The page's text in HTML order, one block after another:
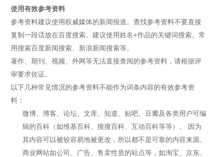
使用有效参考资料
参考资料建议使用权威媒体的新闻报道。查找参考资料不要直接
复制一段话放在百度搜索。建议使用姓名+作品的关键词搜索。常
用搜索百度新闻搜索、新浪新闻搜索等。
著作、期刊、视频、外网等无法直接查阅的参考资料，请根据评
审要求佐证。
以下几种常见情况的参考资料不能作为词条内容的有效参考资
料：
微博、博客、论坛、文库、知道、贴吧、豆瓣及各类用户可编
辑的百科（如维基百科、搜搜百科、互动百科等等）。 因为
其内容可以被较容易地被更改，所以都不是可靠的内容来源。
商业网站如公司、广告、售卖性质的站点等，如淘宝、京东、